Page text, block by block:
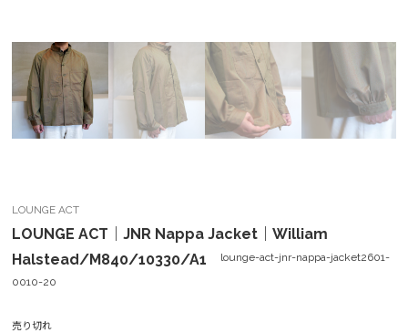
LOUNGE ACT
LOUNGE ACT｜JNR Nappa Jacket｜William
Halstead/M840/10330/A1
lounge-act-jnr-nappa-jacket2601-
0010-20
売り切れ